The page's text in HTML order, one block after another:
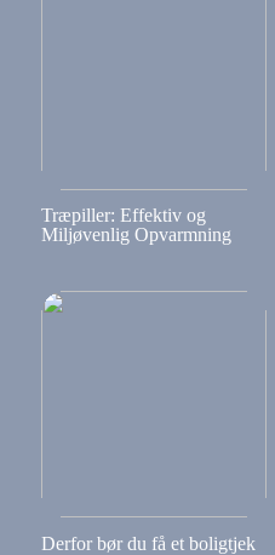
Træpiller: Effektiv og
Miljøvenlig Opvarmning
Derfor bør du få et boligtjek